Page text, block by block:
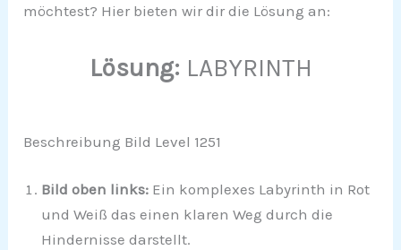
möchtest? Hier bieten wir dir die Lösung an:
Lösung: LABYRINTH
Beschreibung Bild Level 1251
Bild oben links: Ein komplexes Labyrinth in Rot
und Weiß das einen klaren Weg durch die
Hindernisse darstellt.